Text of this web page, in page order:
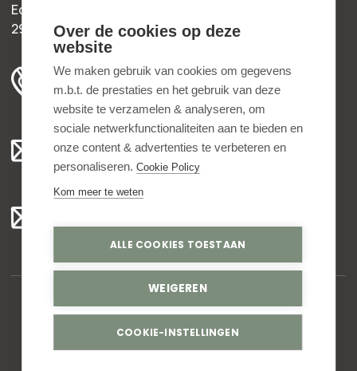
Edisonweg 30b
2952 AD Alblasserdam
+31 78 204 90 50
ma t/m vr 8.00 - 16.30 uur
Algemeen:
info@bedankjes.nl
klantenservice@bedankjes.nl
© Copyright 2026,Bedankjes.nl. All rights reserved
Over de cookies op deze
website
We maken gebruik van cookies om gegevens
m.b.t. de prestaties en het gebruik van deze
website te verzamelen & analyseren, om
sociale netwerkfunctionaliteiten aan te bieden en
onze content & advertenties te verbeteren en
personaliseren.Cookie Policy
Kom meer te weten
ALLE COOKIES TOESTAAN
WEIGEREN
COOKIE-INSTELLINGEN